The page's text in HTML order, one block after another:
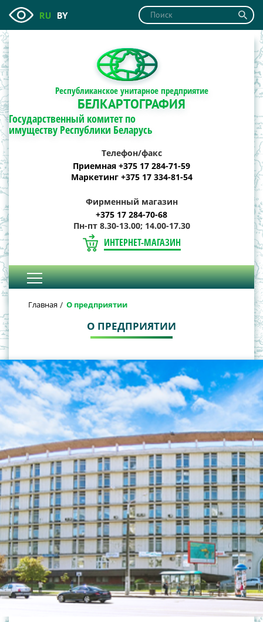
RU BY
Республиканское унитарное предприятие
БЕЛКАРТОГРАФИЯ
Государственный комитет по
имуществу Республики Беларусь
Телефон/факс
Приемная +375 17 284-71-59
Маркетинг +375 17 334-81-54
Фирменный магазин
+375 17 284-70-68
Пн-пт 8.30-13.00; 14.00-17.30
ИНТЕРНЕТ-МАГАЗИН
Главная О предприятии
О ПРЕДПРИЯТИИ